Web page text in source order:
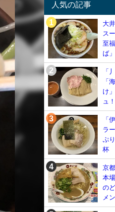
人気の記事
大
ス
至
ば」
「
「
け
ュ！
「
ラ
ぷ
杯
京
本
の
メン